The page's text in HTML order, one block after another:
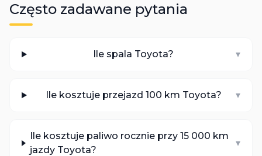
Często zadawane pytania
Ile spala Toyota? ▾
Ile kosztuje przejazd 100 km Toyota? ▾
Ile kosztuje paliwo rocznie przy 15 000 km
jazdy Toyota?
▾